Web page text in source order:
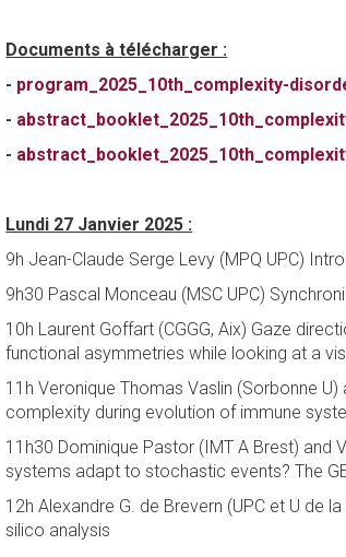
Documents à télécharger :
- program_2025_10th_complexity-
-
-
Lundi 27 Janvier 2025 :
9h Jean-Claude Serge Levy (MPQ UPC)
9h30 Pascal Monceau (MSC UPC)
10h Laurent Goffart (CGGG, Aix) Gaze
functional asymmetries while looking at a
11h Veronique Thomas Vaslin (Sorbonne
complexity during evolution of immune
11h30 Dominique Pastor (IMT A Brest) and
systems adapt to stochastic events? The
12h Alexandre G. de Brevern (UPC et U de
silico analysis